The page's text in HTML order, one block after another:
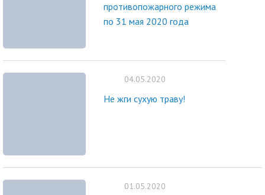
противопожарного режима
по 31 мая 2020 года
04.05.2020
Не жги сухую траву!
01.05.2020